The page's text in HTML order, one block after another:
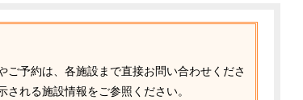
予約は、各施設まで直接お問い合わせくださ
される施設情報をご参照ください。